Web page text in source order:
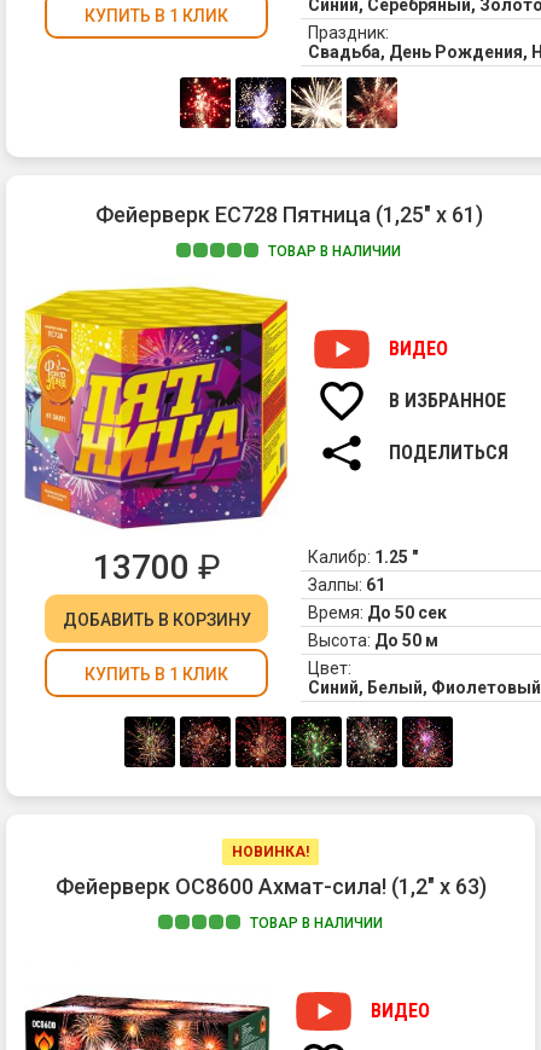
КУПИТЬ В 1 КЛИК
Синий, Серебряный,
Праздник:
Свадьба, День Рождения,
Фейерверк ЕС728 Пятница (1,25" х 61)
ТОВАР В НАЛИЧИИ
ВИДЕО
В ИЗБРАННОЕ
ПОДЕЛИТЬСЯ
13700 ₽
ДОБАВИТЬ В КОРЗИНУ
КУПИТЬ В 1 КЛИК
Калибр: 1.25 "
Залпы: 61
Время: До 50 сек
Высота: До 50 м
Цвет:
Синий, Белый,
НОВИНКА!
Фейерверк ОС8600 Ахмат-сила! (1,2" х 63)
ТОВАР В НАЛИЧИИ
ВИДЕО